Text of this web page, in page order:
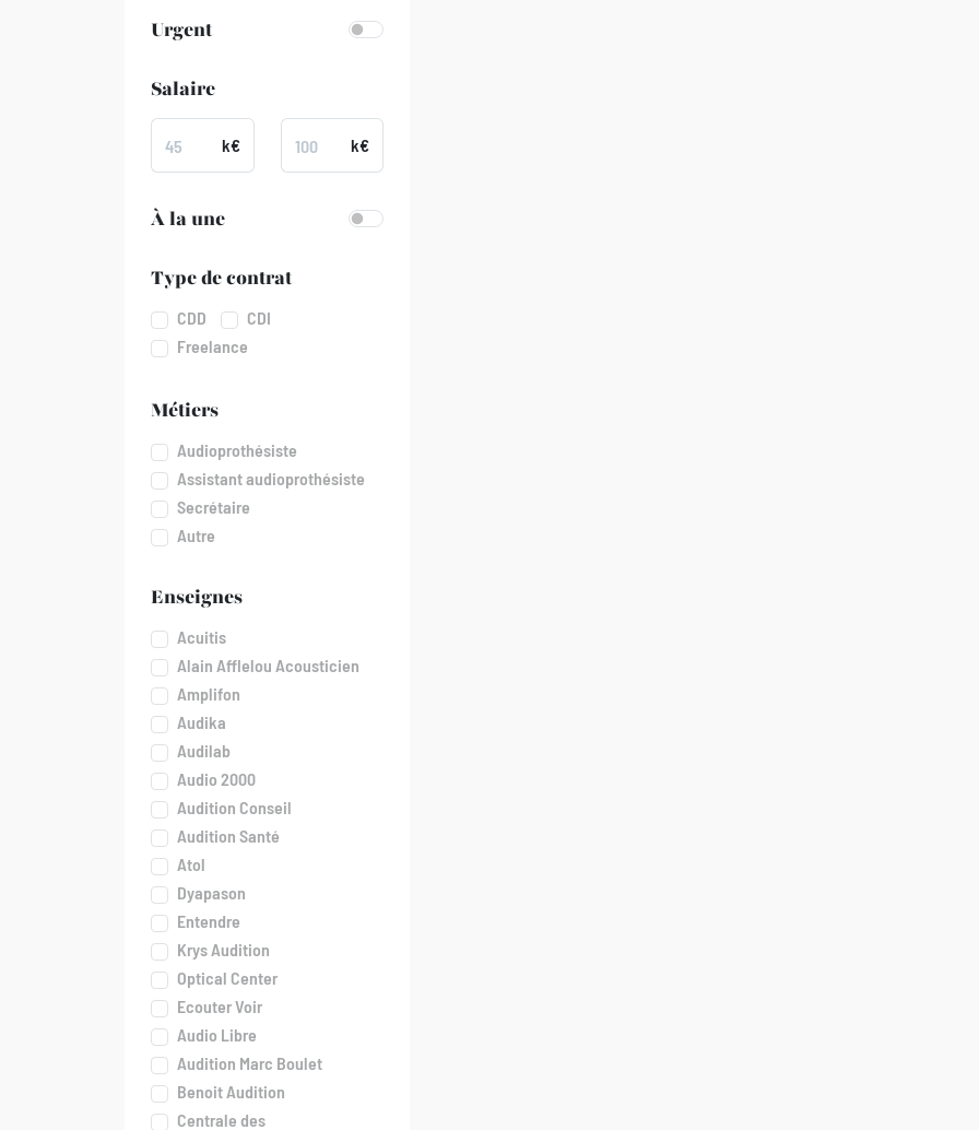
Urgent
Salaire
k€ k€
À la une
Type de contrat
CDD
CDI
Freelance
Métiers
Audioprothésiste
Assistant audioprothésiste
Secrétaire
Autre
Enseignes
Acuitis
Alain Afflelou Acousticien
Amplifon
Audika
Audilab
Audio 2000
Audition Conseil
Audition Santé
Atol
Dyapason
Entendre
Krys Audition
Optical Center
Ecouter Voir
Audio Libre
Audition Marc Boulet
Benoit Audition
Centrale des